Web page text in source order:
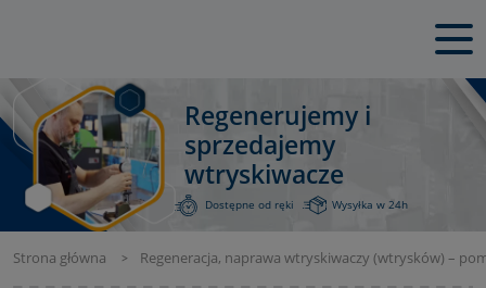
Regenerujemy i
sprzedajemy
wtryskiwacze
Dostępne od ręki Wysyłka w 24h
Strona główna Regeneracja, naprawa wtryskiwaczy (wtrysków) –